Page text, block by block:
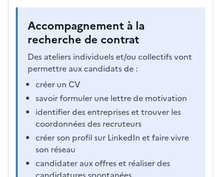
Accompagnement à la
recherche de contrat
Des ateliers individuels et/ou collectifs vont
permettre aux candidats de :
créer un CV
savoir formuler une lettre de motivation
identifier des entreprises et trouver les
coordonnées des recruteurs
créer son profil sur LinkedIn et faire vivre
son réseau
candidater aux offres et réaliser des